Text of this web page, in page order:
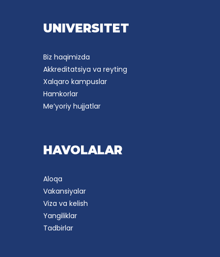
UNIVERSITET
Biz haqimizda
Akkreditatsiya va reyting
Xalqaro kampuslar
Hamkorlar
Me’yoriy hujjatlar
HAVOLALAR
Aloqa
Vakansiyalar
Viza va kelish
Yangiliklar
Tadbirlar